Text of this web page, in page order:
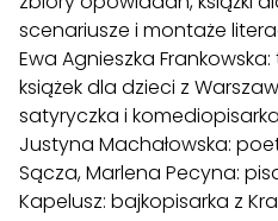
scenariusze i montaże
Ewa Agnieszka
książek dla dzieci z
satyryczka i
Justyna Machałowska:
Sącza, Marlena Pecyna:
Kapelusz: bajkopisarka z